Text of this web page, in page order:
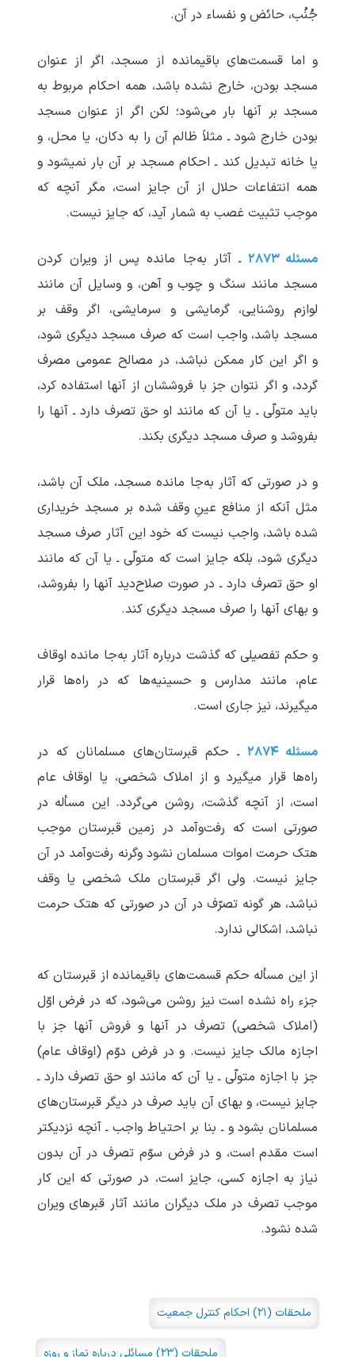
جُنُب، حائض و نفساء در آن.
و اما قسمت‌های باقیمانده از مسجد، اگر از عنوان
مسجد بودن، خارج نشده باشد، همه احکام مربوط به
مسجد بر آنها بار می‌شود؛ لکن اگر از عنوان مسجد
بودن خارج شود ـ مثلاً ظالم آن را به دکان، یا محل، و
یا خانه تبدیل کند ـ احکام مسجد بر آن بار نمی‏شود و
همه انتفاعات حلال از آن جایز است، مگر آنچه که
موجب تثبیت غصب به شمار آید، که جایز نیست.
مسئله ۲۸۷۳
ـ آثار به‌جا مانده پس از ویران کردن
مسجد مانند سنگ و چوب و آهن، و وسایل آن مانند
لوازم روشنایی، گرمایشی و سرمایشی، اگر وقف بر
مسجد باشد، واجب است که صرف مسجد دیگری شود،
و اگر این کار ممکن نباشد، در مصالح عمومی مصرف
گردد، و اگر نتوان جز با فروششان از آنها استفاده کرد،
باید متولّی ـ یا آن که مانند او حق تصرف دارد ـ آنها را
بفروشد و صرف مسجد دیگری بکند.
و در صورتی که آثار به‌جا مانده مسجد، ملک آن باشد،
مثل آنکه از منافع عینِ وقف شده بر مسجد خریداری
شده باشد، واجب نیست که خود این آثار صرف مسجد
دیگری شود، بلکه جایز است که متولّی ـ یا آن که مانند
او حق تصرف دارد ـ در صورت صلاح‌دید آنها را بفروشد،
و بهای آنها را صرف مسجد دیگری کند.
و حکم تفصیلی که گذشت درباره آثار به‌جا مانده اوقاف
عام، مانند مدارس و حسینیه‌ها که در راه‌ها قرار
می‏گیرند، نیز جاری است.
مسئله ۲۸۷۴
ـ حکم قبرستان‌های مسلمانان که در
راه‌ها قرار می‏گیرد و از املاک شخصی، یا اوقاف عام
است، از آنچه گذشت، روشن می‌گردد. این مسأله در
صورتی است که رفت‌وآمد در زمین قبرستان موجب
هتک حرمت اموات مسلمان نشود وگرنه رفت‌وآمد در آن
جایز نیست. ولی اگر قبرستان ملک شخصی یا وقف
نباشد، هر گونه تصرّف در آن در صورتی که هتک حرمت
نباشد، اشکالی ندارد.
از این مسأله حکم قسمت‌های باقیمانده از قبرستان که
جزء راه نشده است نیز روشن می‌شود، که در فرض اوّل
(املاک شخصی) تصرف در آنها و فروش آنها جز با
اجازه مالک جایز نیست. و در فرض دوّم (اوقاف عام)
جز با اجازه متولّی ـ یا آن که مانند او حق تصرف دارد ـ
جایز نیست، و بهای آن باید صرف در دیگر قبرستان‌های
مسلمانان بشود و ـ بنا بر احتیاط واجب ـ آنچه نزدیکتر
است مقدم است، و در فرض سوّم تصرف در آن بدون
نیاز به اجازه کسی، جایز است، در صورتی که این کار
موجب تصرف در ملک دیگران مانند آثار قبرهای ویران
شده نشود.
ملحقات (۲۱) احکام کنترل جمعیت
ملحقات (۲۳) مسائلی درباره نماز و روزه